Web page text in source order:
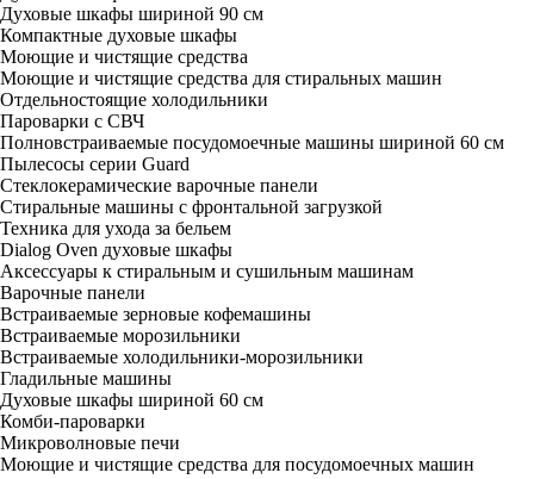
Духовые шкафы шириной 90 см
Компактные духовые шкафы
Моющие и чистящие средства
Моющие и чистящие средства для стиральных машин
Отдельностоящие холодильники
Пароварки с СВЧ
Полновстраиваемые посудомоечные машины шириной 60 см
Пылесосы серии Guard
Стеклокерамические варочные панели
Стиральные машины с фронтальной загрузкой
Техника для ухода за бельем
Dialog Oven духовые шкафы
Аксессуары к стиральным и сушильным машинам
Варочные панели
Встраиваемые зерновые кофемашины
Встраиваемые морозильники
Встраиваемые холодильники-морозильники
Гладильные машины
Духовые шкафы шириной 60 см
Комби-пароварки
Микроволновые печи
Моющие и чистящие средства для посудомоечных машин